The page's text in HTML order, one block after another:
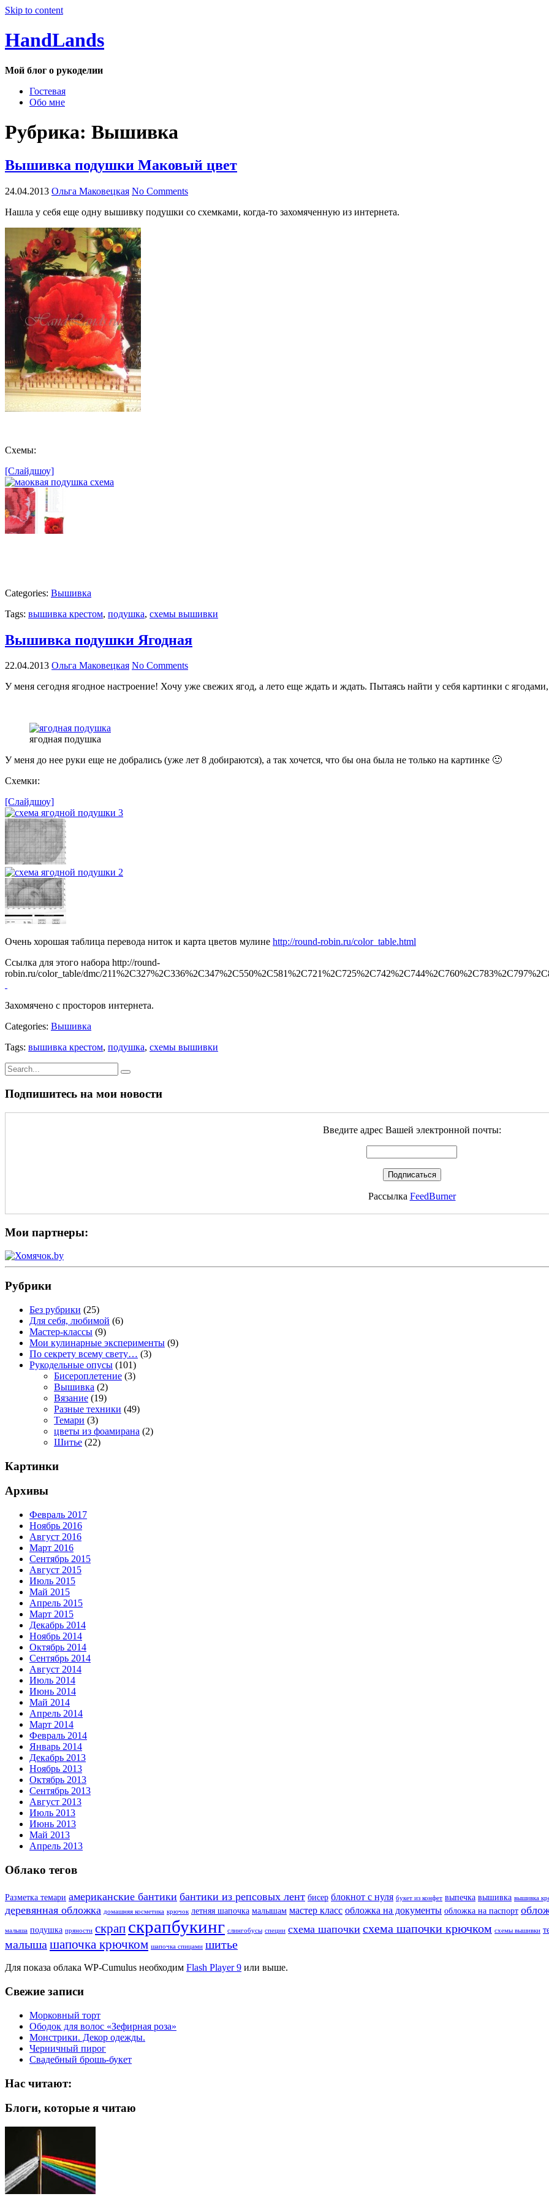
Skip to content
HandLands
Мой блог о рукоделии
Гостевая
Обо мне
Рубрика: Вышивка
Вышивка подушки Маковый цвет
24.04.2013 Ольга Маковецкая No Comments
Нашла у себя еще одну вышивку подушки со схемками, когда-то захомяченную из интернета.
Схемы:
[Слайдшоу]
Categories: Вышивка
Tags: вышивка крестом, подушка, схемы вышивки
Вышивка подушки Ягодная
22.04.2013 Ольга Маковецкая No Comments
У меня сегодня ягодное настроение! Хочу уже свежих ягод, а лето еще ждать и ждать. Пытаясь найти у себя картинки с
ягодная подушка
У меня до нее руки еще не добрались (уже лет 8 добираются), а так хочется, что бы она была не только на картинке 🙂
Схемки:
[Слайдшоу]
Очень хорошая таблица перевода ниток и карта цветов мулине http://round-robin.ru/color_table.html
Ссылка для этого набора http://round-
robin.ru/color_table/dmc/
Захомячено с просторов интернета.
Categories: Вышивка
Tags: вышивка крестом, подушка, схемы вышивки
Подпишитесь на мои новости
Введите адрес Вашей электронной почты:
Рассылка FeedBurner
Мои партнеры:
Рубрики
Без рубрики (25)
Для себя, любимой (6)
Мастер-классы (9)
Мои кулинарные эксперименты (9)
По секрету всему свету… (3)
Рукодельные опусы (101)
Бисероплетение (3)
Вышивка (2)
Вязание (19)
Разные техники (49)
Темари (3)
цветы из фоамирана (2)
Шитье (22)
Картинки
Архивы
Февраль 2017
Ноябрь 2016
Август 2016
Март 2016
Сентябрь 2015
Август 2015
Июль 2015
Май 2015
Апрель 2015
Март 2015
Декабрь 2014
Ноябрь 2014
Октябрь 2014
Сентябрь 2014
Август 2014
Июль 2014
Июнь 2014
Май 2014
Апрель 2014
Март 2014
Февраль 2014
Январь 2014
Декабрь 2013
Ноябрь 2013
Октябрь 2013
Сентябрь 2013
Август 2013
Июль 2013
Июнь 2013
Май 2013
Апрель 2013
Облако тегов
Разметка темари американские бантики бантики из репсовых лент бисер блокнот с нуля букет из конфет выпечка вышивка вышивка
деревянная обложка домашняя косметика крючок летняя шапочка малышам мастер класс обложка на документы обложка на паспорт
малыша подушка пряности скрап скрапбукинг слингобусы специи схема шапочки схема шапочки крючком схемы вышивки
малыша шапочка крючком шапочка спицами шитье
Для показа облака WP-Cumulus необходим Flash Player 9 или выше.
Свежие записи
Морковный торт
Ободок для волос «Зефирная роза»
Монстрики. Декор одежды.
Черничный пирог
Свадебный брошь-букет
Нас читают:
Блоги, которые я читаю